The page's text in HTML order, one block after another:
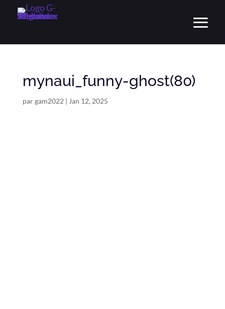
mynaui_funny-ghost(80)
pargam2022 | Jan 12, 2025